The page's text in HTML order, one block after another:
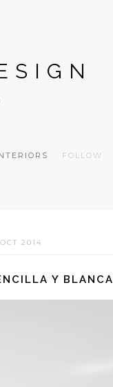
FOLLOW
2014
Y BLANCA